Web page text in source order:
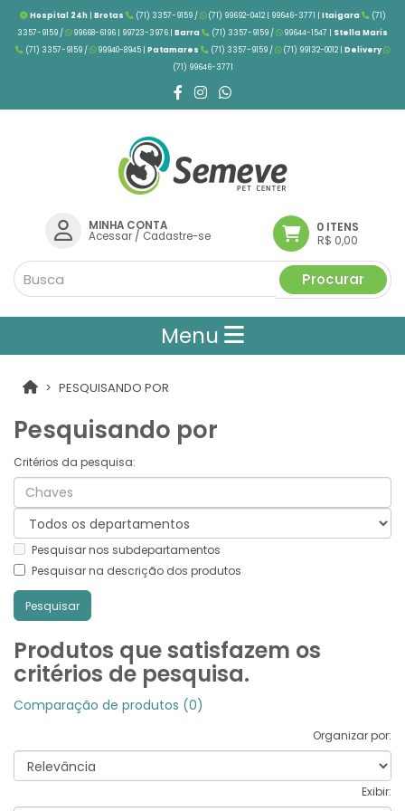
Hospital 24h| Brotas (71) 3357-9159 / (71) 99692-0412 | 99646-3771 | Itaigara
(71)
3357-9159 /
99668-6196 | 99723-3976 | Barra (71) 3357-9159 / 99644-1547 | Stella Maris
(71) 3357-9159 /
99940-8945 | Patamares (71) 3357-9159 / (71) 99132-0012 | Delivery
(71) 99646-3771
MINHA CONTA
Acessar/ Cadastre-se
0 ITENS
R$ 0,00
Procurar
Menu
PESQUISANDO POR
Pesquisando por
Critérios da pesquisa:
Pesquisar nos subdepartamentos
Pesquisar na descrição dos produtos
Produtos que satisfazem os
critérios de pesquisa.
Comparação de produtos (0)
Organizar por:
Exibir: